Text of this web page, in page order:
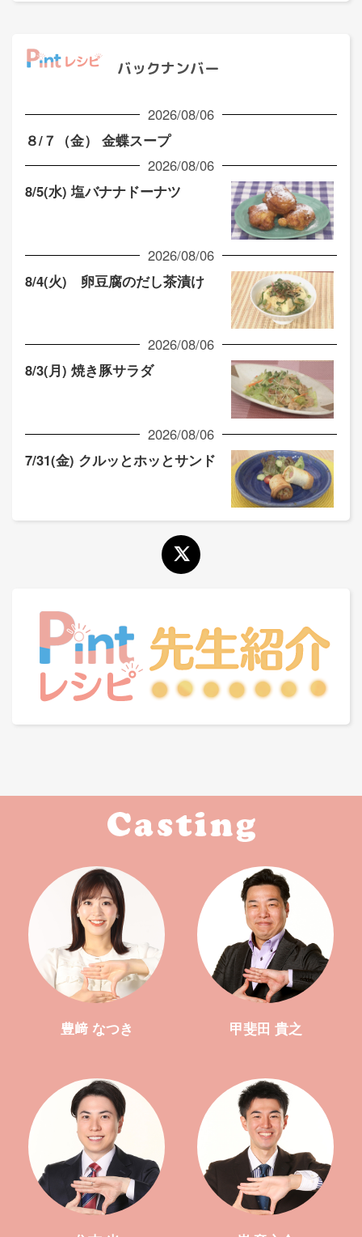
バックナンバー
2026/08/06
８/７（金） 金蝶スープ
2026/08/06
8/5(水) 塩バナナドーナツ
2026/08/06
8/4(火) 卵豆腐のだし茶漬け
2026/08/06
8/3(月) 焼き豚サラダ
2026/08/06
7/31(金) クルッとホッとサンド
豊﨑 なつき 甲斐田 貴之